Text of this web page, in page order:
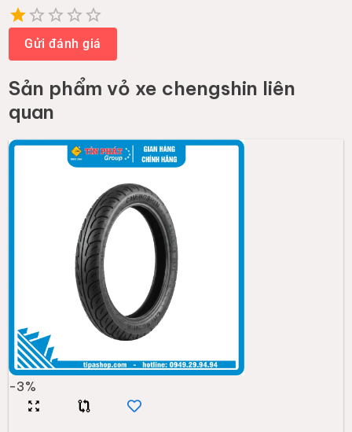
1 Star
2 Stars
3 Stars
4 Stars
5 Stars
Gửi đánh giá
Sản phẩm vỏ xe chengshin liên
quan
-3%